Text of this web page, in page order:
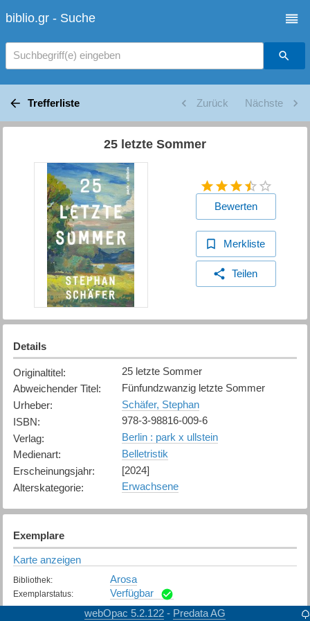
biblio.gr - Suche
Suchbegriff(e) eingeben
Trefferliste Zurück Nächste
25 letzte Sommer
Bewerten
Merkliste
Teilen
Details
Originaltitel:
25 letzte Sommer
Abweichender Titel:
Fünfundzwanzig letzte Sommer
Urheber:
Schäfer, Stephan
ISBN:
978-3-98816-009-6
Verlag:
Berlin : park x ullstein
Medienart:
Belletristik
Erscheinungsjahr:
[2024]
Alterskategorie: Erwachsene
Exemplare
Karte anzeigen
Bibliothek: Arosa
Exemplarstatus: Verfügbar
webOpac 5.2.122 - Predata AG